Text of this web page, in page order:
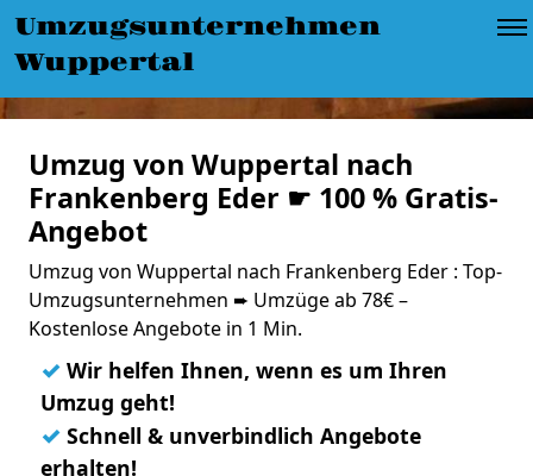
Umzugsunternehmen
Wuppertal
Umzug von Wuppertal nach
Frankenberg Eder ☛ 100 % Gratis-
Angebot
Umzug von Wuppertal nach Frankenberg Eder : Top-
Umzugsunternehmen ➨ Umzüge ab 78€ –
Kostenlose Angebote in 1 Min.
✓ Wir helfen Ihnen, wenn es um Ihren
Umzug geht!
✓ Schnell & unverbindlich Angebote
erhalten!